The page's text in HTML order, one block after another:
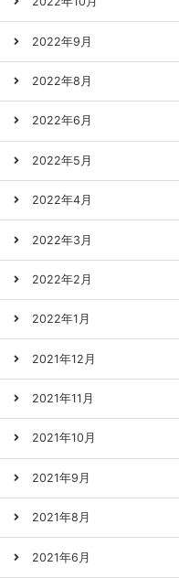
2022年9月
2022年8月
2022年6月
2022年5月
2022年4月
2022年3月
2022年2月
2022年1月
2021年12月
2021年11月
2021年10月
2021年9月
2021年8月
2021年6月